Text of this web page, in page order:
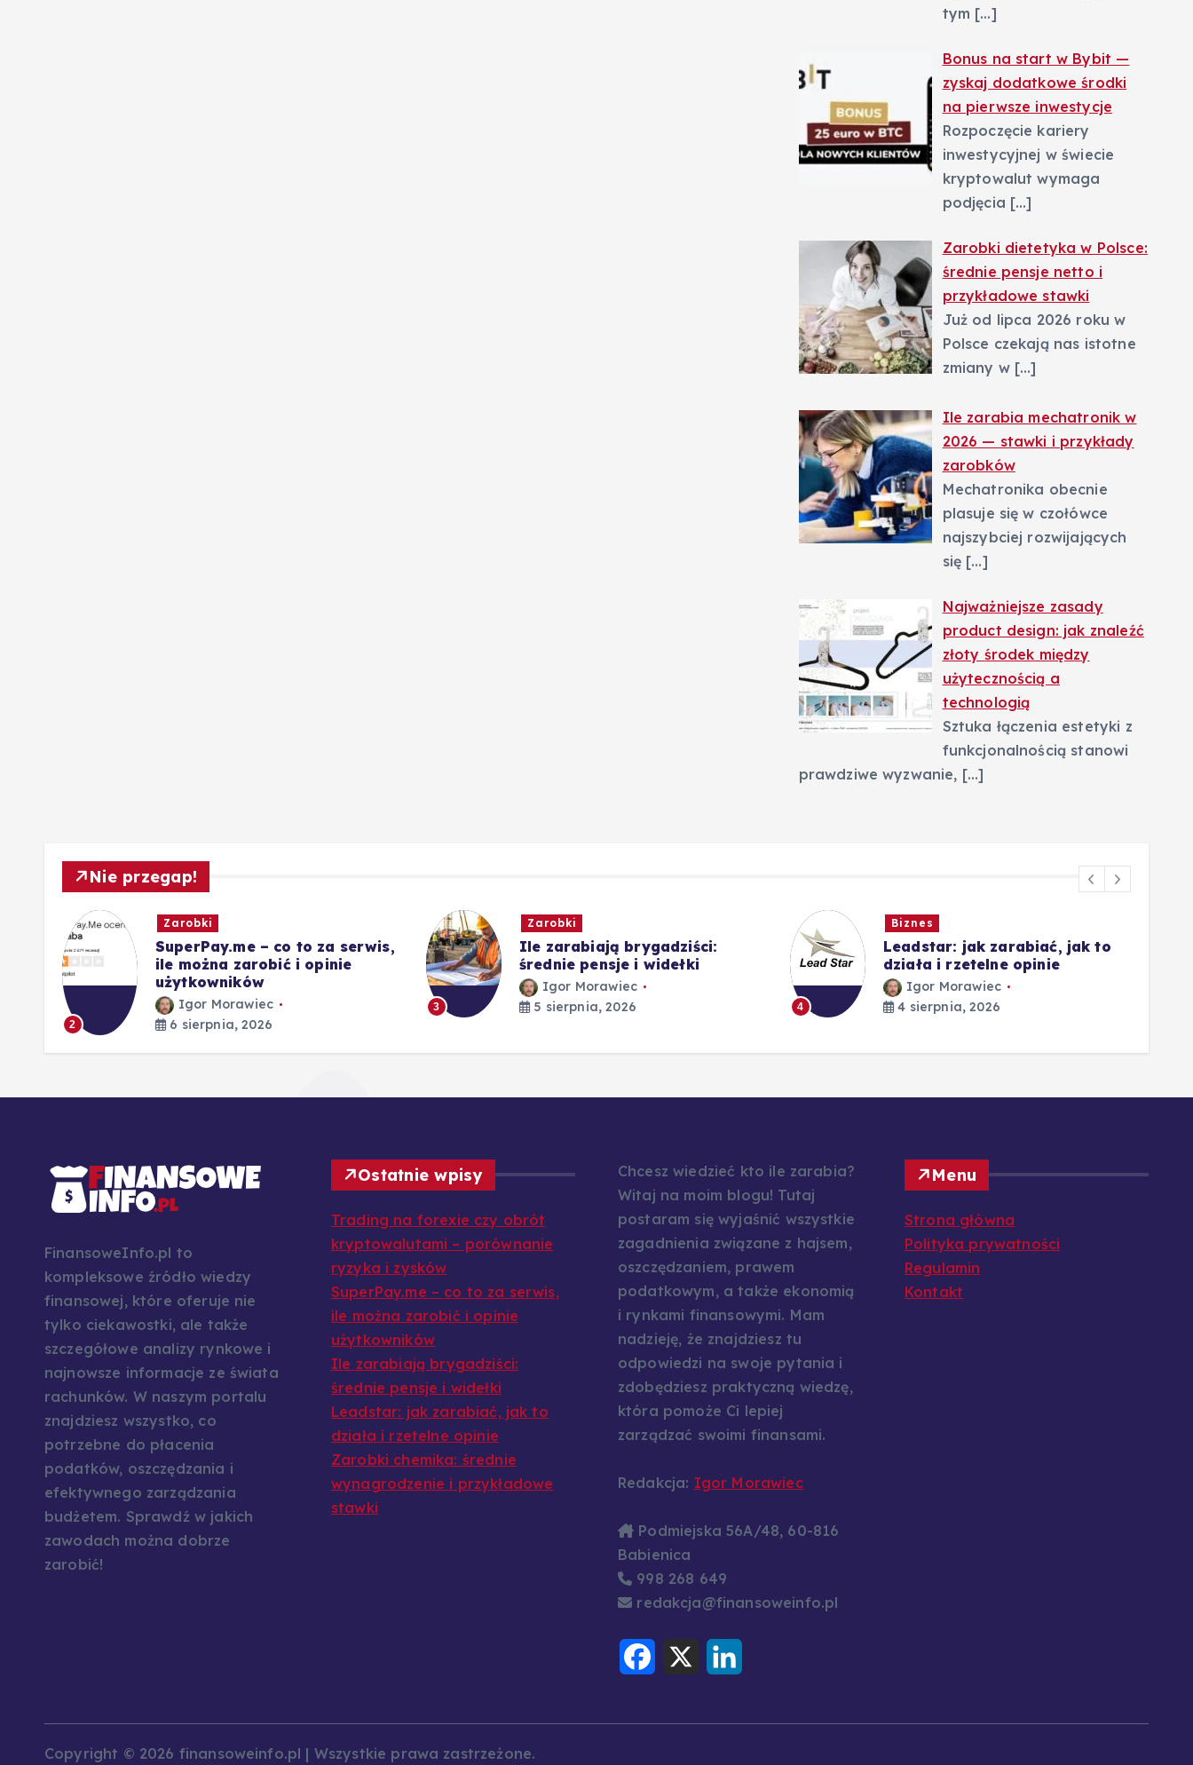
tym […]
Bonus na start w Bybit —
zyskaj dodatkowe środki
na pierwsze inwestycje
Rozpoczęcie kariery
inwestycyjnej w świecie
kryptowalut wymaga
podjęcia […]
Zarobki dietetyka w Polsce:
średnie pensje netto i
przykładowe stawki
Już od lipca 2026 roku w
Polsce czekają nas istotne
zmiany w […]
Ile zarabia mechatronik w
2026 — stawki i przykłady
zarobków
Mechatronika obecnie
plasuje się w czołówce
najszybciej rozwijających
się […]
Najważniejsze zasady
product design: jak znaleźć
złoty środek między
użytecznością a
technologią
Sztuka łączenia estetyki z
funkcjonalnością stanowi
prawdziwe wyzwanie, […]
Nie przegap!
2
Zarobki
SuperPay.me – co to za serwis,
ile można zarobić i opinie
użytkowników
Igor Morawiec
6 sierpnia, 2026
3
Zarobki
Ile zarabiają brygadziści:
średnie pensje i widełki
Igor Morawiec
5 sierpnia, 2026
4
Biznes
Leadstar: jak zarabiać, jak to
działa i rzetelne opinie
Igor Morawiec
4 sierpnia, 2026
FinansoweInfo.pl to
kompleksowe źródło wiedzy
finansowej, które oferuje nie
tylko ciekawostki, ale także
szczegółowe analizy rynkowe i
najnowsze informacje ze świata
rachunków. W naszym portalu
znajdziesz wszystko, co
potrzebne do płacenia
podatków, oszczędzania i
efektywnego zarządzania
budżetem. Sprawdź w jakich
zawodach można dobrze
zarobić!
Ostatnie wpisy
Trading na forexie czy obrót
kryptowalutami – porównanie
ryzyka i zysków
SuperPay.me – co to za serwis,
ile można zarobić i opinie
użytkowników
Ile zarabiają brygadziści:
średnie pensje i widełki
Leadstar: jak zarabiać, jak to
działa i rzetelne opinie
Zarobki chemika: średnie
wynagrodzenie i przykładowe
stawki
Chcesz wiedzieć kto ile zarabia?
Witaj na moim blogu! Tutaj
postaram się wyjaśnić wszystkie
zagadnienia związane z hajsem,
oszczędzaniem, prawem
podatkowym, a także ekonomią
i rynkami finansowymi. Mam
nadzieję, że znajdziesz tu
odpowiedzi na swoje pytania i
zdobędziesz praktyczną wiedzę,
która pomoże Ci lepiej
zarządzać swoimi finansami.
Redakcja: Igor Morawiec
Podmiejska 56A/48, 60-816
Babienica
998 268 649
redakcja@finansoweinfo.pl
F
c
X
Menu
Strona główna
Polityka prywatności
Regulamin
Kontakt
Copyright © 2026 finansoweinfo.pl | Wszystkie prawa zastrzeżone.